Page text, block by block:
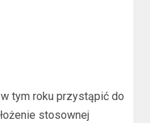
tym roku przystąpić do
stosownej